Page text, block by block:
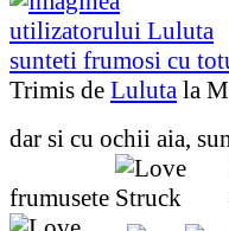
sunteti frumosi cu
Trimis de Luluta la
dar si cu ochii aia,
frumusete